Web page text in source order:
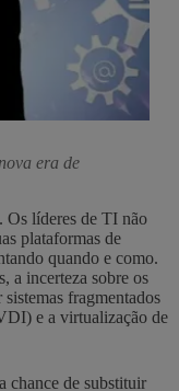
era de
Os líderes de TI não
plataformas de
quando e como.
a incerteza sobre os
fragmentados
e a virtualização de
chance de substituir